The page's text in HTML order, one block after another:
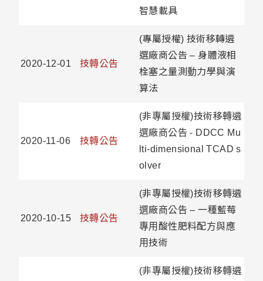
智慧載具
2020-12-01 技轉公告
(專屬授權) 技術移轉遴
選廠商公告 – 身體液相
栓塞之量測動力學與演
算法
2020-11-06 技轉公告
(非專屬授權)技術移轉遴
選廠商公告 - DDCC Mu
lti-dimensional TCAD s
olver
2020-10-15 技轉公告
(非專屬授權)技術移轉遴
選廠商公告 – 一種藍莓
專用酸性肥料配方與應
用技術
(非專屬授權)技術移轉遴